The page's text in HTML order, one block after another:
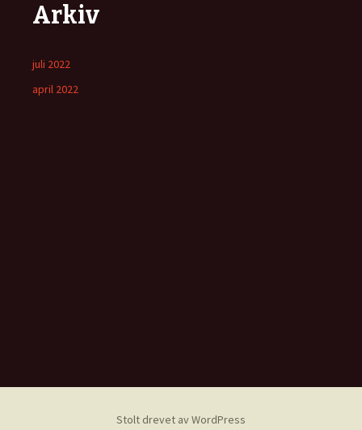
Arkiv
juli 2022
april 2022
Stolt drevet av WordPress